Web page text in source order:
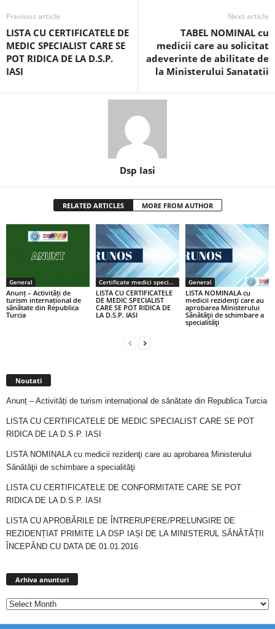
Previous article
LISTA CU CERTIFICATELE DE
MEDIC SPECIALIST CARE SE
POT RIDICA DE LA D.S.P.
IASI
Next article
TABEL NOMINAL cu
medicii care au solicitat
adeverinte de abilitate de
la Ministerului Sanatatii
Dsp Iasi
RELATED ARTICLES MORE FROM AUTHOR
General
Anunț – Activități de
turism internațional de
sănătate din Republica
Turcia
Certificate medici specialiști / primari
LISTA CU CERTIFICATELE
DE MEDIC SPECIALIST
CARE SE POT RIDICA DE
LA D.S.P. IASI
General
LISTA NOMINALA cu
medicii rezidenţi care au
aprobarea Ministerului
Sănătăţii de schimbare a
specialităţi
Noutati
Anunț – Activități de turism internațional de sănătate din Republica Turcia
LISTA CU CERTIFICATELE DE MEDIC SPECIALIST CARE SE POT
RIDICA DE LA D.S.P. IASI
LISTA NOMINALA cu medicii rezidenţi care au aprobarea Ministerului
Sănătăţii de schimbare a specialităţi
LISTA CU CERTIFICATELE DE CONFORMITATE CARE SE POT
RIDICA DE LA D.S.P. IASI
LISTA CU APROBĂRILE DE ÎNTRERUPERE/PRELUNGIRE DE
REZIDENȚIAT PRIMITE LA DSP IAȘI DE LA MINISTERUL SĂNĂTĂȚII
ÎNCEPÂND CU DATA DE 01.01.2016
Arhiva anunturi